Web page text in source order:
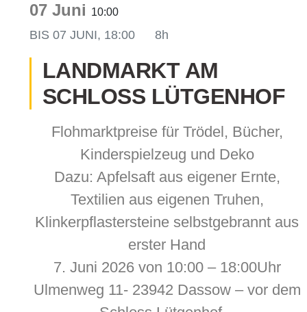
07 Juni 10:00
BIS 07 JUNI, 18:00 8h
LANDMARKT AM
SCHLOSS LÜTGENHOF
Flohmarktpreise für Trödel, Bücher,
Kinderspielzeug und Deko
Dazu: Apfelsaft aus eigener Ernte,
Textilien aus eigenen Truhen,
Klinkerpflastersteine selbstgebrannt aus
erster Hand
7. Juni 2026 von 10:00 – 18:00Uhr
Ulmenweg 11- 23942 Dassow – vor dem